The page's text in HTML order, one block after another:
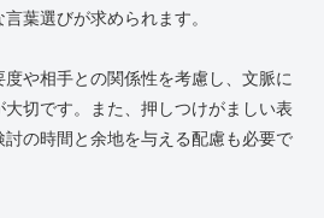
葉選びが求められます。
や相手との関係性を考慮し、文脈に
切です。また、押しつけがましい表
の時間と余地を与える配慮も必要で